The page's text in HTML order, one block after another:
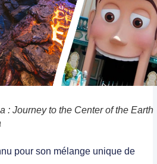
: Journey to the Center of the Earth
pour son mélange unique de